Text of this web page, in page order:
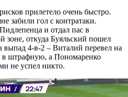
прилетело очень быстро.
забили гол с контратаки.
и отдал пас в
зоне, откуда Буяльский пошел
выпад 4-в-2 – Виталий перевел на
в штрафную, а Пономаренко
не успел никто.